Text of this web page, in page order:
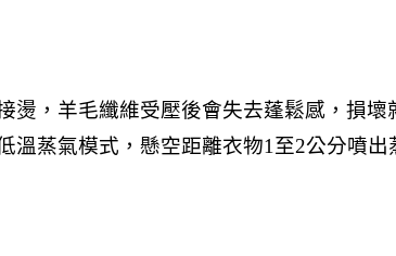
燙，羊毛纖維受壓後會失去蓬鬆感，損壞
溫蒸氣模式，懸空距離衣物1至2公分噴出